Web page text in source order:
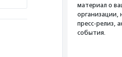
материал о
организации,
пресс-релиз,
события.